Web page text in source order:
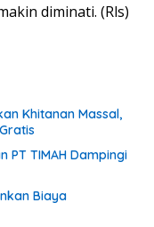
diminati. (Rls)
Khitanan Massal,
PT TIMAH Dampingi
Biaya